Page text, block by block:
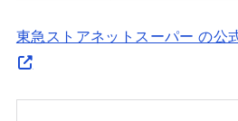
東急ストアネットスーパー の公